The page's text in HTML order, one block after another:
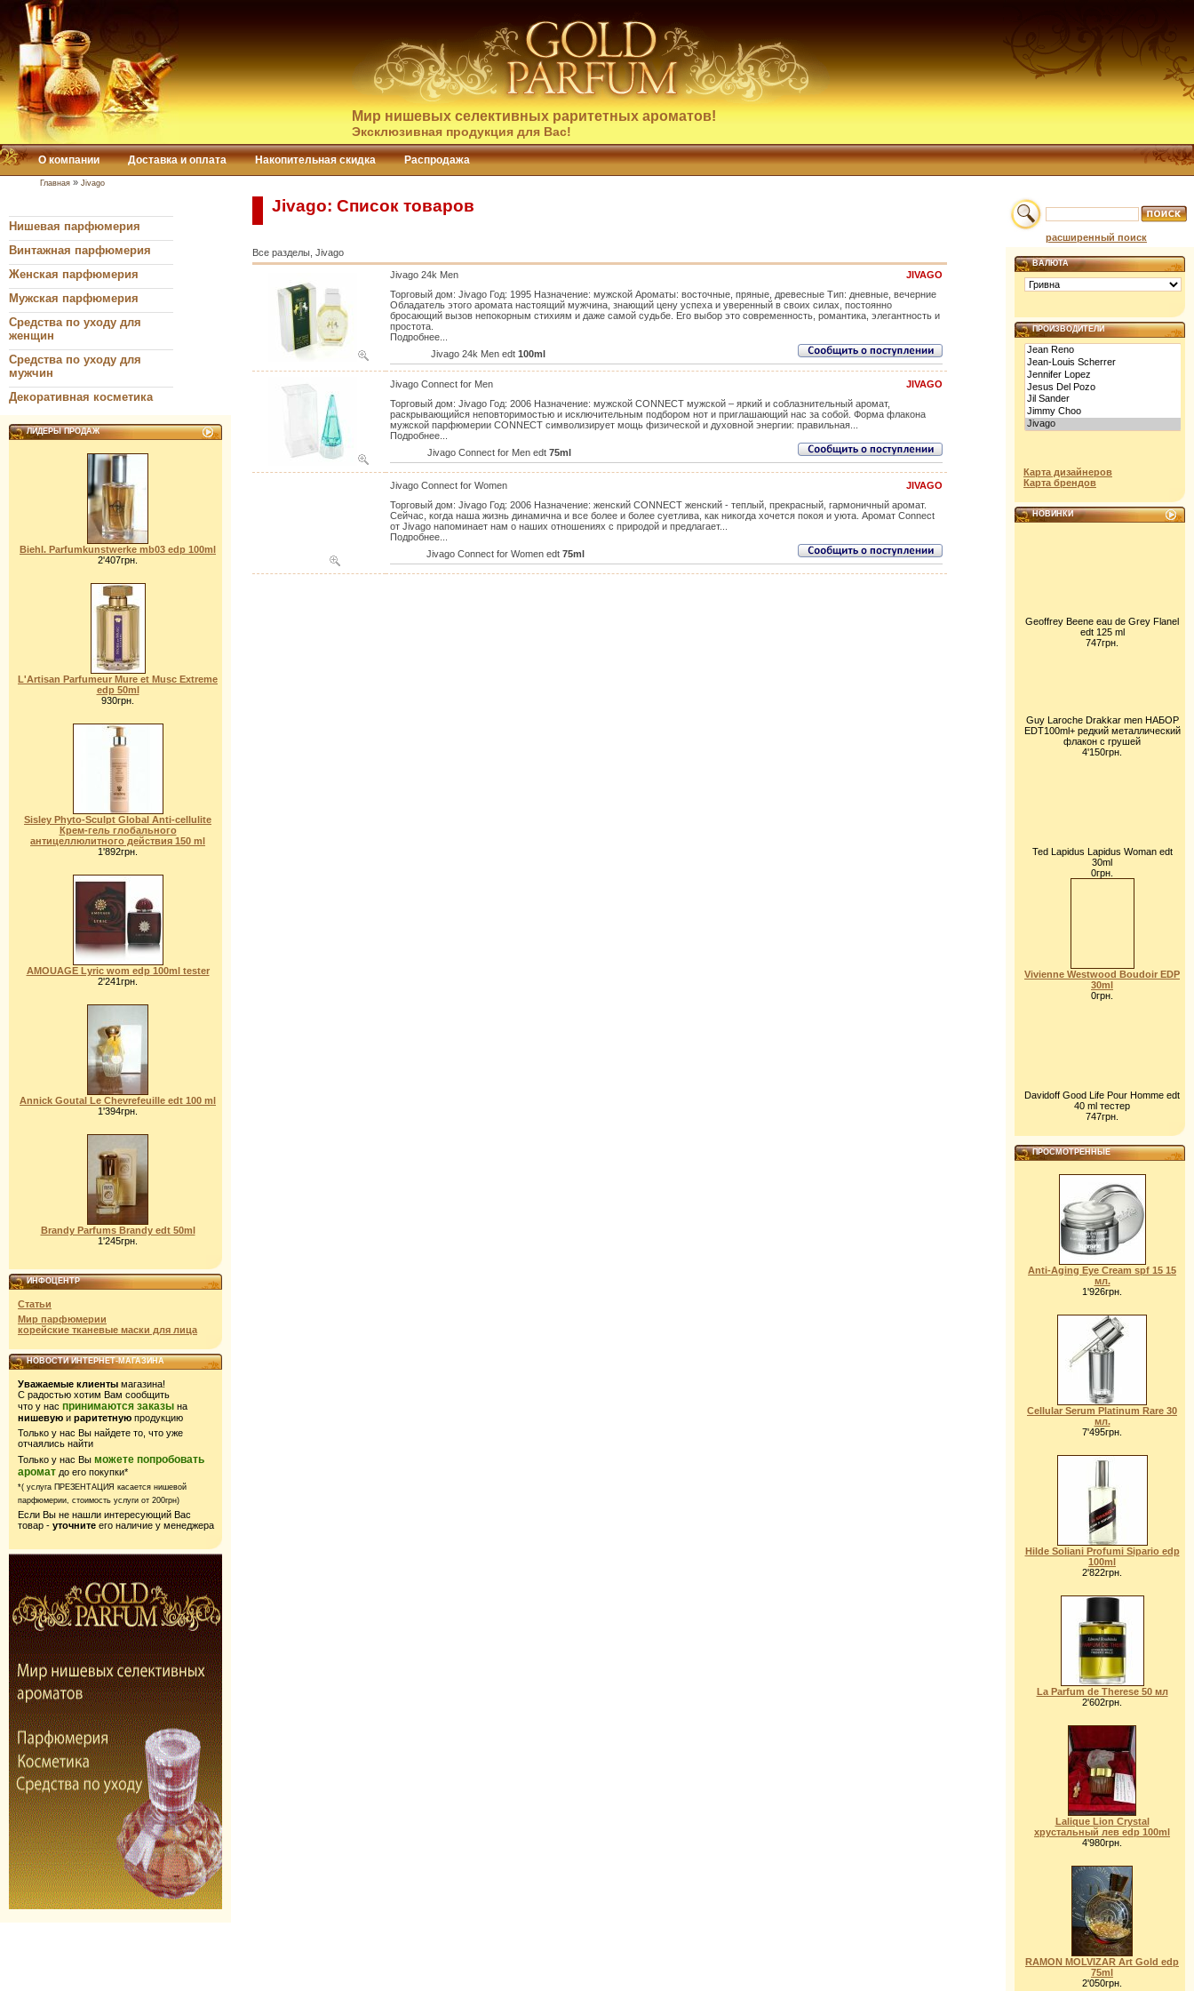
Мир нишевых селективных раритетных ароматов!
Эксклюзивная продукция для Вас!
О компании Доставка и оплата Накопительная скидка Распродажа
Главная » Jivago
Нишевая парфюмерия
Винтажная парфюмерия
Женская парфюмерия
Мужская парфюмерия
Средства по уходу для
женщин
Средства по уходу для
мужчин
Декоративная косметика
ЛИДЕРЫ ПРОДАЖ
Biehl. Parfumkunstwerke mb03 edp 100ml
2'407грн.
L'Artisan Parfumeur Mure et Musc Extreme
edp 50ml
930грн.
Sisley Phyto-Sculpt Global Аnti-cellulite
Крем-гель глобального
антицеллюлитного действия 150 ml
1'892грн.
AMOUAGE Lyric wom edp 100ml tester
2'241грн.
Annick Goutal Le Chevrefeuille edt 100 ml
1'394грн.
Brandy Parfums Brandy edt 50ml
1'245грн.
ИНФОЦЕНТР
Статьи
Мир парфюмерии
корейские тканевые маски для лица
НОВОСТИ ИНТЕРНЕТ-МАГАЗИНА
Уважаемые клиенты магазина!
С радостью хотим Вам сообщить
что у нас принимаются заказы на
нишевую и раритетную продукцию
Только у нас Вы найдете то, что уже
отчаялись найти
Только у нас Вы можете попробовать
аромат до его покупки*
*( услуга ПРЕЗЕНТАЦИЯ касается нишевой
парфюмерии, стоимость услуги от 200грн)
Если Вы не нашли интересующий Вас
товар - уточните его наличие у менеджера
Jivago: Список товаров
Все разделы, Jivago
Jivago 24k Men
JIVAGO
Торговый дом: Jivago Год: 1995 Назначение: мужской Ароматы: восточные, пряные, древесные Тип: дневные, вечерние
Обладатель этого аромата настоящий мужчина, знающий цену успеха и уверенный в своих силах, постоянно
бросающий вызов непокорным стихиям и даже самой судьбе. Его выбор это современность, романтика, элегантность и
простота.
Подробнее...
Jivago 24k Men edt 100ml
Jivago Connect for Men
JIVAGO
Торговый дом: Jivago Год: 2006 Назначение: мужской CONNECT мужской – яркий и соблазнительный аромат,
раскрывающийся неповторимостью и исключительным подбором нот и приглашающий нас за собой. Форма флакона
мужской парфюмерии CONNECT символизирует мощь физической и духовной энергии: правильная...
Подробнее...
Jivago Connect for Men edt 75ml
Jivago Connect for Women
JIVAGO
Торговый дом: Jivago Год: 2006 Назначение: женский CONNECT женский - теплый, прекрасный, гармоничный аромат.
Сейчас, когда наша жизнь динамична и все более и более суетлива, как никогда хочется покоя и уюта. Аромат Connect
от Jivago напоминает нам о наших отношениях с природой и предлагает...
Подробнее...
Jivago Connect for Women edt 75ml
расширенный поиск
ВАЛЮТА
ПРОИЗВОДИТЕЛИ
Карта дизайнеров
Карта брендов
НОВИНКИ
Geoffrey Beene eau de Grey Flanel
edt 125 ml
747грн.
Guy Laroche Drakkar men НАБОР
EDT100ml+ редкий металлический
флакон с грушей
4'150грн.
Ted Lapidus Lapidus Woman edt
30ml
0грн.
Vivienne Westwood Boudoir EDP
30ml
0грн.
Davidoff Good Life Pour Homme edt
40 ml тестер
747грн.
ПРОСМОТРЕННЫЕ
Anti-Aging Eye Cream spf 15 15
мл.
1'926грн.
Cellular Serum Platinum Rare 30
мл.
7'495грн.
Hilde Soliani Profumi Sipario edp
100ml
2'822грн.
La Parfum de Therese 50 мл
2'602грн.
Lalique Lion Crystal
хрустальный лев edp 100ml
4'980грн.
RAMON MOLVIZAR Art Gold edp
75ml
2'050грн.